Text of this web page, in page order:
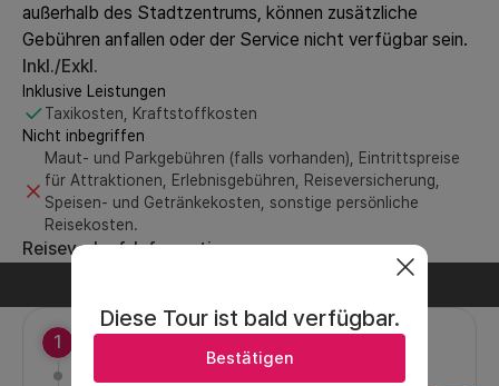
Diese Tour ist bald verfügbar.
Bestätigen
außerhalb des Stadtzentrums, können zusätzliche
Gebühren anfallen oder der Service nicht verfügbar sein.
Inkl./Exkl.
Inklusive Leistungen
Taxikosten, Kraftstoffkosten
Nicht inbegriffen
Maut- und Parkgebühren (falls vorhanden), Eintrittspreise
für Attraktionen, Erlebnisgebühren, Reiseversicherung,
Speisen- und Getränkekosten, sonstige persönliche
Reisekosten.
Reiseverlauf-Informationen
1 성심당 본점(Sungsimdang Bakery Head Store)
One of the top three bakeries in the country